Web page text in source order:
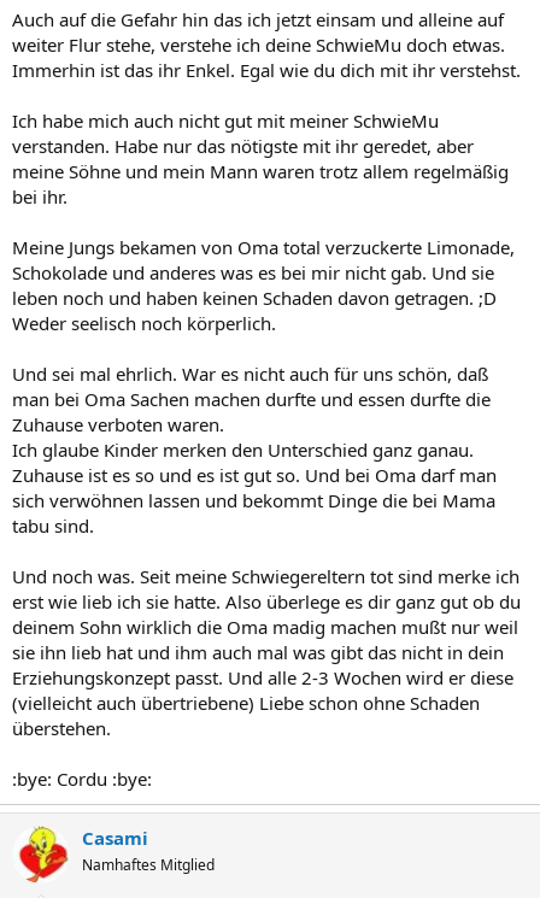
Auch auf die Gefahr hin das ich jetzt einsam und alleine auf
weiter Flur stehe, verstehe ich deine SchwieMu doch etwas.
Immerhin ist das ihr Enkel. Egal wie du dich mit ihr verstehst.
Ich habe mich auch nicht gut mit meiner SchwieMu
verstanden. Habe nur das nötigste mit ihr geredet, aber
meine Söhne und mein Mann waren trotz allem regelmäßig
bei ihr.
Meine Jungs bekamen von Oma total verzuckerte Limonade,
Schokolade und anderes was es bei mir nicht gab. Und sie
leben noch und haben keinen Schaden davon getragen. ;D
Weder seelisch noch körperlich.
Und sei mal ehrlich. War es nicht auch für uns schön, daß
man bei Oma Sachen machen durfte und essen durfte die
Zuhause verboten waren.
Ich glaube Kinder merken den Unterschied ganz ganau.
Zuhause ist es so und es ist gut so. Und bei Oma darf man
sich verwöhnen lassen und bekommt Dinge die bei Mama
tabu sind.
Und noch was. Seit meine Schwiegereltern tot sind merke ich
erst wie lieb ich sie hatte. Also überlege es dir ganz gut ob du
deinem Sohn wirklich die Oma madig machen mußt nur weil
sie ihn lieb hat und ihm auch mal was gibt das nicht in dein
Erziehungskonzept passt. Und alle 2-3 Wochen wird er diese
(vielleicht auch übertriebene) Liebe schon ohne Schaden
überstehen.
:bye: Cordu :bye:
Casami
Namhaftes Mitglied